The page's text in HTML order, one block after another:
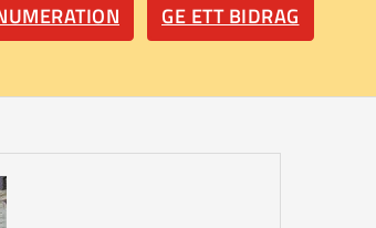
GE ETT BIDRAG